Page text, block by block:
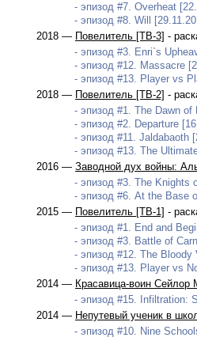
- эпизод #7. Overheat
- эпизод #8. Will
2018 — Повелитель [ТВ-3] -
- эпизод #3. Enri`s
- эпизод #12. Massacre
- эпизод #13. Player vs
2018 — Повелитель [ТВ-2] -
- эпизод #1. The Dawn of
- эпизод #2. Departure
- эпизод #11. Jaldabaoth
- эпизод #13. The
2016 — Заводной дух войны:
- эпизод #3. The Knights
- эпизод #6. At the Base
2015 — Повелитель [ТВ-1] -
- эпизод #1. End and
- эпизод #3. Battle of
- эпизод #12. The Bloody
- эпизод #13. Player vs
2014 — Красавица-воин Сейлор
- эпизод #15. Infiltration:
2014 — Непутевый ученик в
- эпизод #10. Nine